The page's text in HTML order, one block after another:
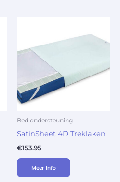
Bed ondersteuning
SatinSheet 4D Treklaken
€153.95
Meer Info